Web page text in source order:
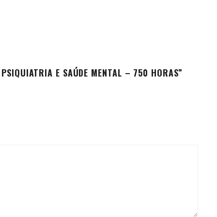
E SAÚDE MENTAL – 750 HORAS”